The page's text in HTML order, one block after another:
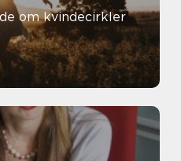
om kvindecirkler